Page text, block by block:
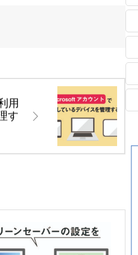
用
す